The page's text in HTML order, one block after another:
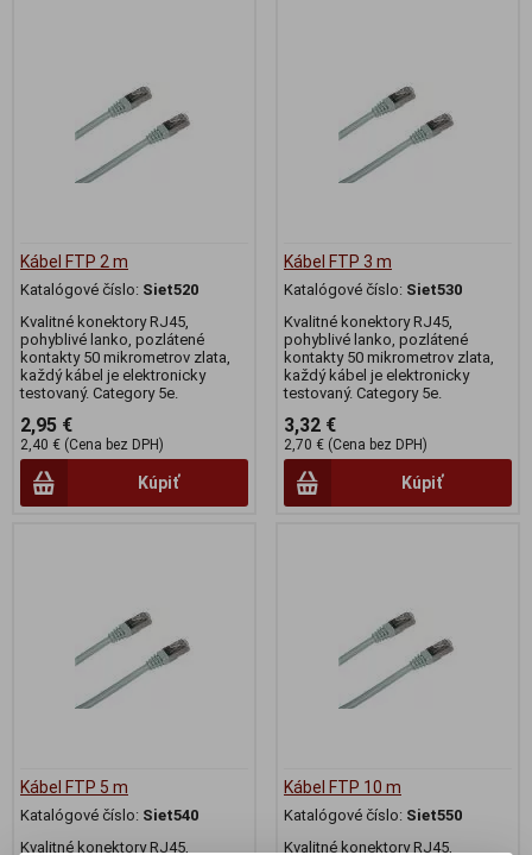
Kábel FTP 2 m
Katalógové číslo: Siet520
Kvalitné konektory RJ45,
pohyblivé lanko, pozlátené
kontakty 50 mikrometrov zlata,
každý kábel je elektronicky
testovaný. Category 5e.
2,95 €
2,40 € (Cena bez DPH)
Kúpiť
Kábel FTP 3 m
Katalógové číslo: Siet530
Kvalitné konektory RJ45,
pohyblivé lanko, pozlátené
kontakty 50 mikrometrov zlata,
každý kábel je elektronicky
testovaný. Category 5e.
3,32 €
2,70 € (Cena bez DPH)
Kúpiť
Kábel FTP 5 m
Katalógové číslo: Siet540
Kvalitné konektory RJ45,
Kábel FTP 10 m
Katalógové číslo: Siet550
Kvalitné konektory RJ45,